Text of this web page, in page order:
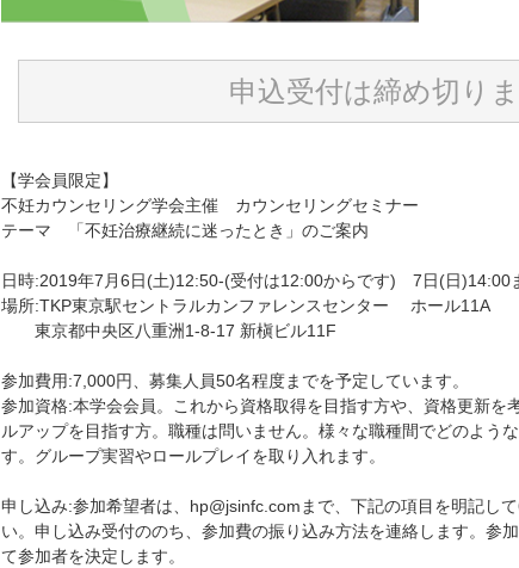
申込受付は締め切りま
【学会員限定】
不妊カウンセリング学会主催 カウンセリングセミナー
テーマ 「不妊治療継続に迷ったとき」のご案内
日時:2019年7月6日(土)12:50-(受付は12:00からです) 7日(日)14:00
場所:TKP東京駅セントラルカンファレンスセンター ホール11A
東京都中央区八重洲1-8-17 新槇ビル11F
参加費用:7,000円、募集人員50名程度までを予定しています。
参加資格:本学会会員。これから資格取得を目指す方や、資格更新を
ルアップを目指す方。職種は問いません。様々な職種間でどのよう
す。グループ実習やロールプレイを取り入れます。
申し込み:参加希望者は、hp@jsinfc.comまで、下記の項目を明記し
い。申し込み受付ののち、参加費の振り込み方法を連絡します。参
て参加者を決定します。